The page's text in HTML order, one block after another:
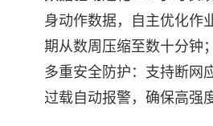
身动作数据，自主优化作
期从数周压缩至数十分钟；
多重安全防护：支持断网
过载自动报警，确保高强